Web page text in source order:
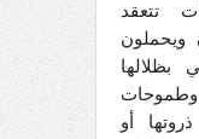
تتعقد
ويحملون
بظلالها
أو